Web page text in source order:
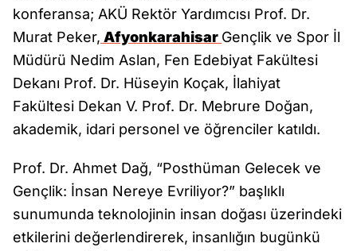
konferansa; AKÜ Rektör Yardımcısı Prof. Dr.
Murat Peker, Afyonkarahisar Gençlik ve Spor İl
Müdürü Nedim Aslan, Fen Edebiyat Fakültesi
Dekanı Prof. Dr. Hüseyin Koçak, İlahiyat
Fakültesi Dekan V. Prof. Dr. Mebrure Doğan,
akademik, idari personel ve öğrenciler katıldı.
Prof. Dr. Ahmet Dağ, “Posthüman Gelecek ve
Gençlik: İnsan Nereye Evriliyor?” başlıklı
sunumunda teknolojinin insan doğası üzerindeki
etkilerini değerlendirerek, insanlığın bugünkü